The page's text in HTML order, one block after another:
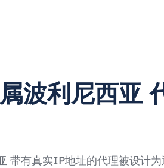
波利尼西亚
带有真实IP地址的代理被设计